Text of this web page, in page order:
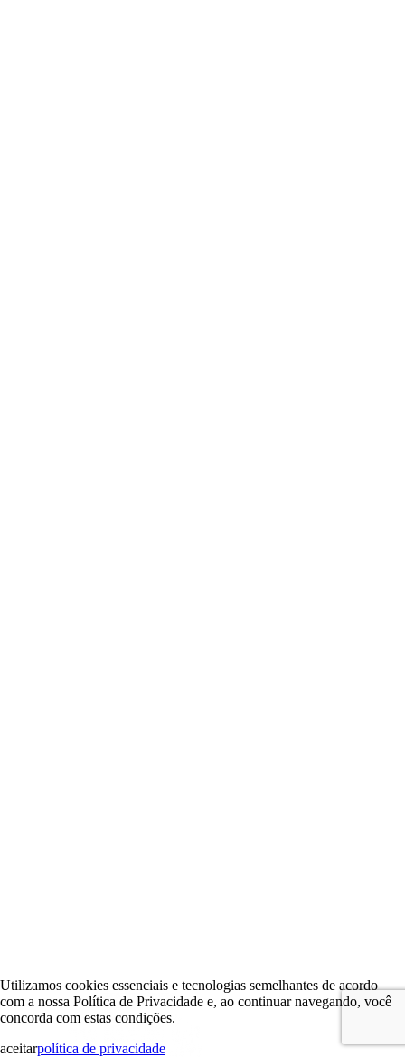
Utilizamos cookies essenciais e tecnologias semelhantes de acordo
com a nossa Política de Privacidade e, ao continuar navegando, você
concorda com estas condições.
aceitarpolítica de privacidade